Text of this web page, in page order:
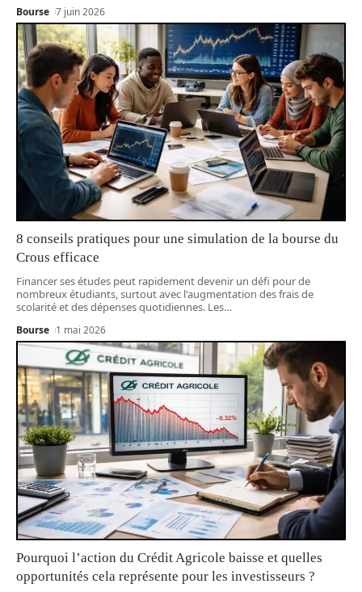
Bourse 7 juin 2026
8 conseils pratiques pour une simulation de la bourse du
Crous efficace
Financer ses études peut rapidement devenir un défi pour de
nombreux étudiants, surtout avec l'augmentation des frais de
scolarité et des dépenses quotidiennes. Les…
Bourse 1 mai 2026
Pourquoi l’action du Crédit Agricole baisse et quelles
opportunités cela représente pour les investisseurs ?